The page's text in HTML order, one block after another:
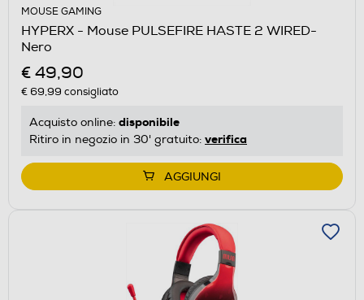
MOUSE GAMING
HYPERX - Mouse PULSEFIRE HASTE 2 WIRED-
Nero
€ 49,90
€ 69,99 consigliato
Acquisto online: disponibile
Ritiro in negozio in 30' gratuito: verifica
AGGIUNGI